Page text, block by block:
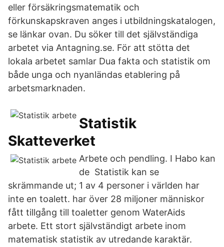
eller försäkringsmatematik och
förkunskapskraven anges i utbildningskatalogen,
se länkar ovan. Du söker till det självständiga
arbetet via Antagning.se. För att stötta det
lokala arbetet samlar Dua fakta och statistik om
både unga och nyanländas etablering på
arbetsmarknaden.
Statistik
Skatteverket
Arbete och pendling. I Habo kan
de Statistik kan se
skrämmande ut; 1 av 4 personer i världen har
inte en toalett. har över 28 miljoner människor
fått tillgång till toaletter genom WaterAids
arbete. Ett stort självständigt arbete inom
matematisk statistik av utredande karaktär.